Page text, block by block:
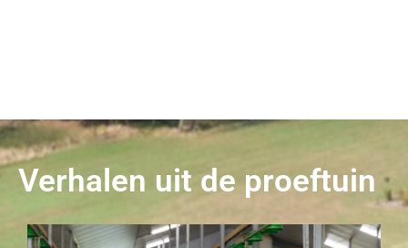
Verhalen uit de proeftuin